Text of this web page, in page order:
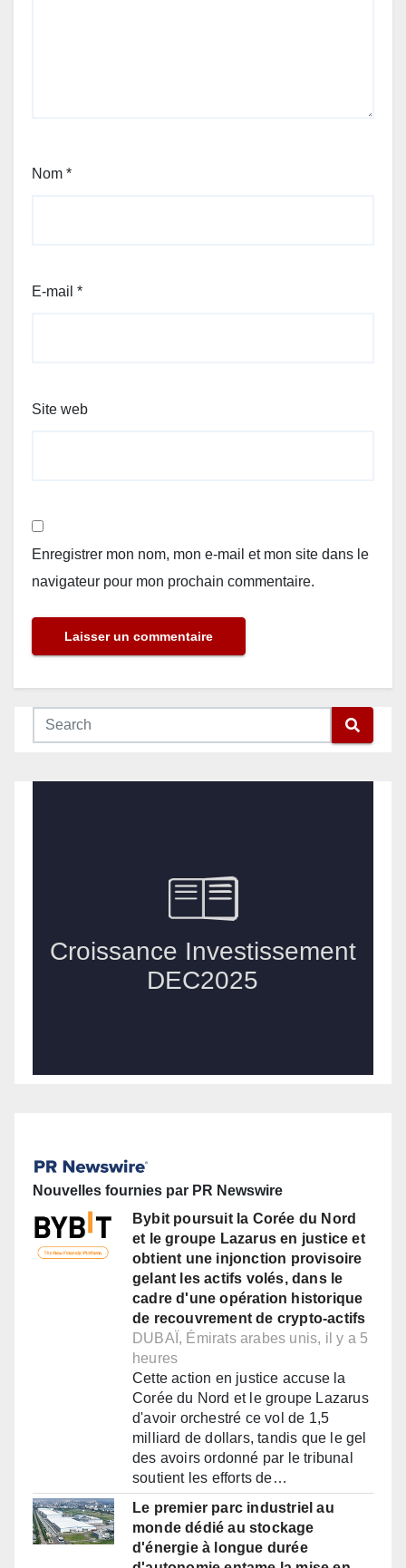
Nom *
E-mail *
Site web
Enregistrer mon nom, mon e-mail et mon site dans le
navigateur pour mon prochain commentaire.
Nouvelles fournies par PR Newswire
Bybit poursuit la Corée du Nord
et le groupe Lazarus en justice et
obtient une injonction provisoire
gelant les actifs volés, dans le
cadre d'une opération historique
de recouvrement de crypto-actifs
DUBAÏ, Émirats arabes unis, il y a 5
heures
Cette action en justice accuse la
Corée du Nord et le groupe Lazarus
d'avoir orchestré ce vol de 1,5
milliard de dollars, tandis que le gel
des avoirs ordonné par le tribunal
soutient les efforts de…
Le premier parc industriel au
monde dédié au stockage
d'énergie à longue durée